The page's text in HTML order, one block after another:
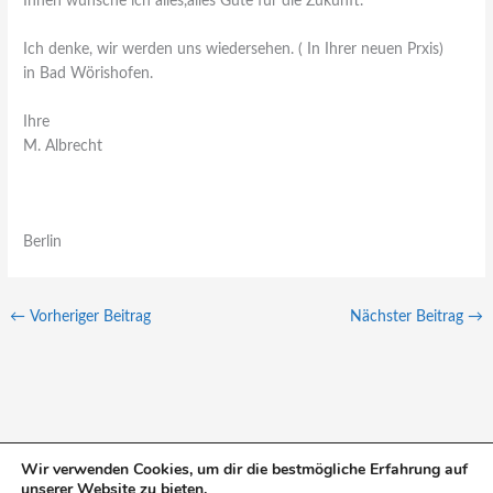
Ich denke, wir werden uns wiedersehen. ( In Ihrer neuen Prxis)
in Bad Wörishofen.
Ihre
M. Albrecht
Berlin
← Vorheriger Beitrag Nächster Beitrag →
Wir verwenden Cookies, um dir die bestmögliche Erfahrung auf